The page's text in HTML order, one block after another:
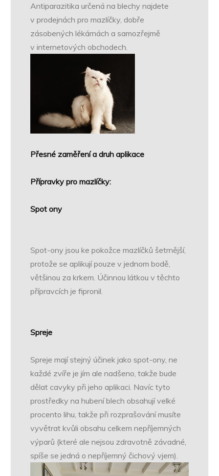
Antiparazitika určená na blechy najdete
v prodejnách pro mazlíčky, dobře
zásobených lékárnách a samozřejmě
v internetových obchodech.
Přesné zaměření a druh aplikace
Přípravky pro mazlíčky:
Spot ony
Spot-ony jsou ke pokožce mazlíčků šetrnější,
protože se aplikují pouze v jednom bodě,
většinou za krkem. Účinnou látkou v těchto
přípravcích je fipronil.
Spreje
Spreje mají stejný účinek jako spot-ony, ne
každé zvíře je jím ale nadšeno, takže bude
dělat cavyky při jeho aplikaci. Navíc tyto
prostředky na hubení blech obsahují velké
procento lihu, takže při rozprašování musíte
vyvětrat kvůli obsahu celkem nepříjemných
výparů (které ale nejsou zdravotně závadné,
spíše se jedná o nepříjemný čichový vjem).